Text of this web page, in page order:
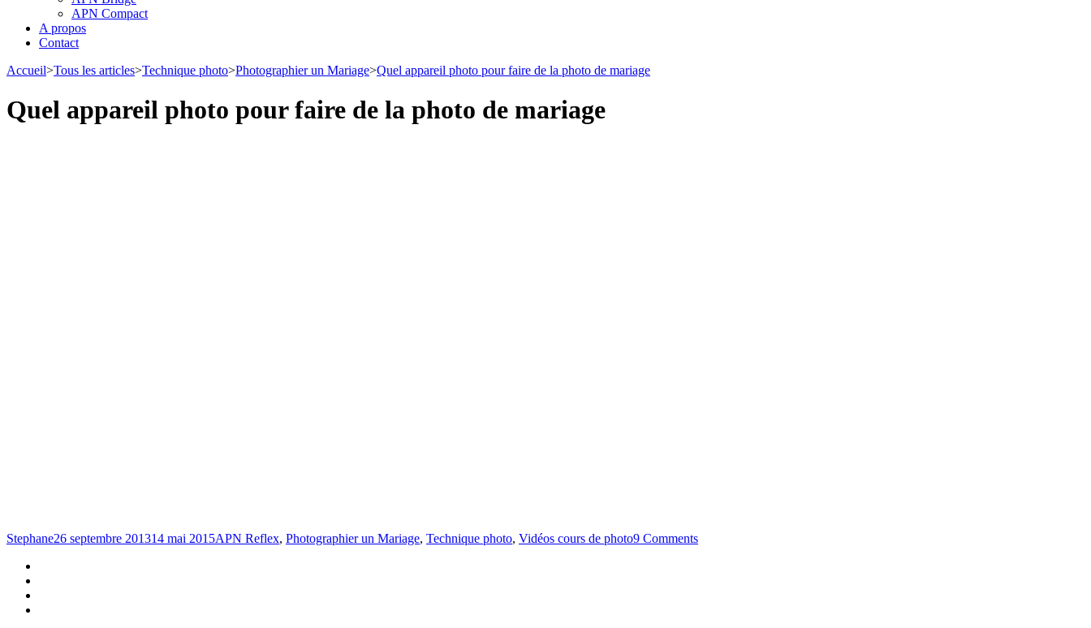
APN Compact
A propos
Contact
Accueil>Tous les articles>Technique photo>Photographier un Mariage>Quel appareil photo pour faire de la photo de mariage
Quel appareil photo pour faire de la photo de mariage
Stephane26 septembre 201314 mai 2015APN Reflex, Photographier un Mariage, Technique photo, Vidéos cours de photo9 Comments